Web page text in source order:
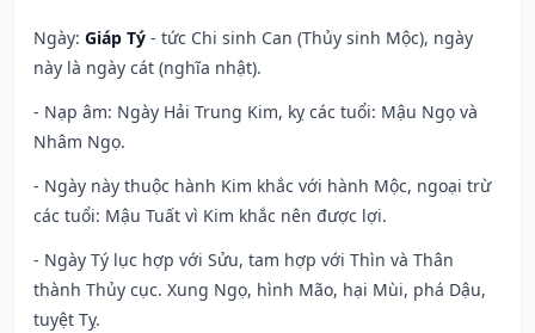
Ngày: Giáp Tý - tức Chi sinh Can (Thủy sinh Mộc), ngày
này là ngày cát (nghĩa nhật).
- Nạp âm: Ngày Hải Trung Kim, kỵ các tuổi: Mậu Ngọ và
Nhâm Ngọ.
- Ngày này thuộc hành Kim khắc với hành Mộc, ngoại trừ
các tuổi: Mậu Tuất vì Kim khắc nên được lợi.
- Ngày Tý lục hợp với Sửu, tam hợp với Thìn và Thân
thành Thủy cục. Xung Ngọ, hình Mão, hại Mùi, phá Dậu,
tuyệt Tỵ.